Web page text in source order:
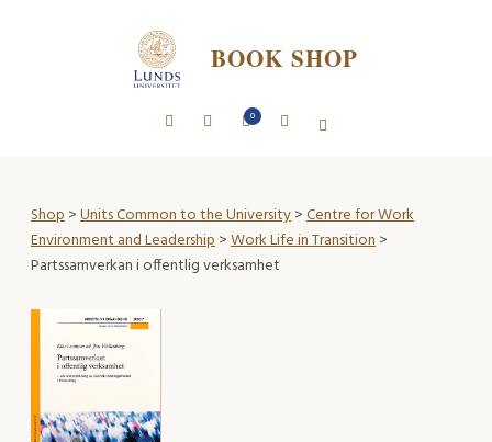
BOOK SHOP
0
Shop>Units Common to the University>Centre for Work
Environment and Leadership>Work Life in Transition>
Partssamverkan i offentlig verksamhet